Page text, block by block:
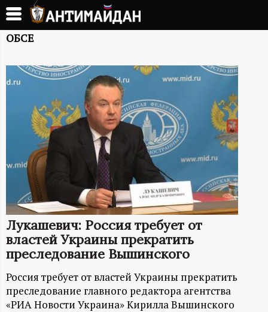
Перейти
основному
А
Н
Й
Д
А
Н
ОБСЕ
Лукашевич: Россия требует от
властей Украины прекратить
преследование Вышинского
Россия требует от властей Украины прекратить
преследование главного редактора агентства
«РИА Новости Украина» Кирилла Вышинского